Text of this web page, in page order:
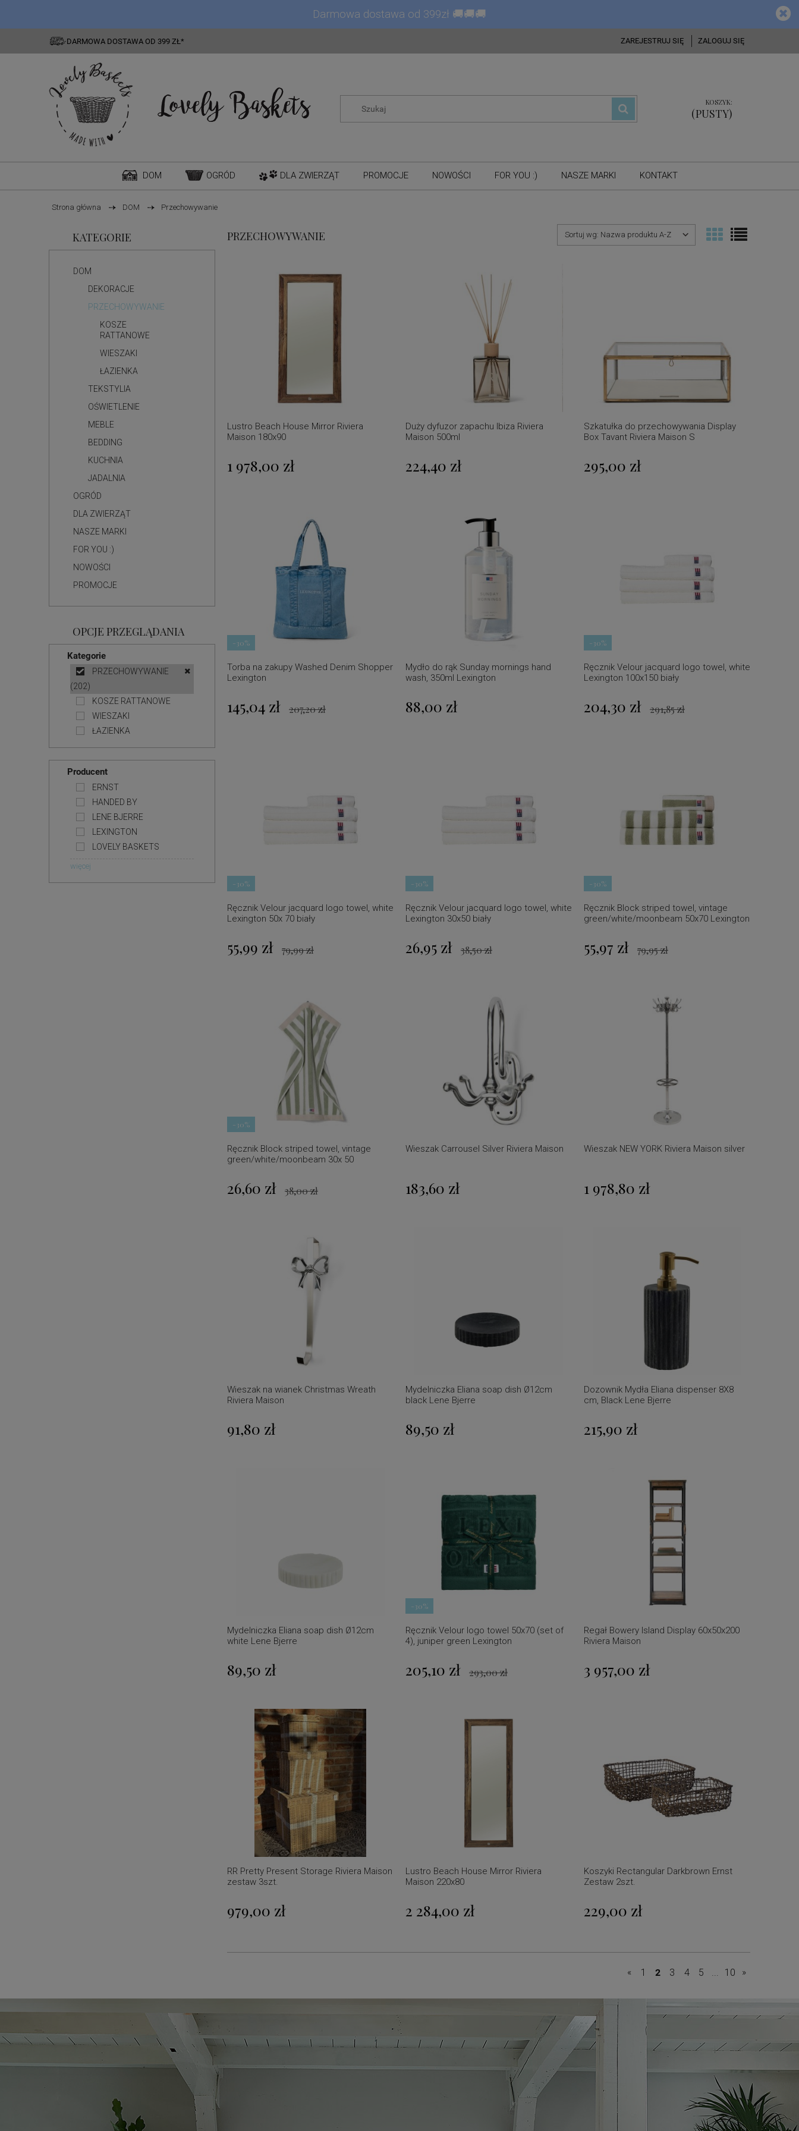
Darmowa dostawa od 399zł 🚚🚚🚚
DARMOWA DOSTAWA OD 399 ZŁ* ZAREJESTRUJ SIĘ ZALOGUJ SIĘ
KOSZYK:
(PUSTY)
DOM OGRÓD DLA ZWIERZĄT PROMOCJE NOWOŚCI FOR YOU :) NASZE MARKI KONTAKT
Strona główna DOM Przechowywanie
KATEGORIE
DOM
DEKORACJE
PRZECHOWYWANIE
KOSZE
RATTANOWE
WIESZAKI
ŁAZIENKA
TEKSTYLIA
OŚWIETLENIE
MEBLE
BEDDING
KUCHNIA
JADALNIA
OGRÓD
DLA ZWIERZĄT
NASZE MARKI
FOR YOU :)
NOWOŚCI
PROMOCJE
OPCJE PRZEGLĄDANIA
Kategorie
PRZECHOWYWANIE
(202)
KOSZE RATTANOWE
WIESZAKI
ŁAZIENKA
Producent
ERNST
HANDED BY
LENE BJERRE
LEXINGTON
LOVELY BASKETS
więcej
PRZECHOWYWANIE Sortuj wg: Nazwa produktu A-Z
Lustro Beach House Mirror Riviera
Maison 180x90
1 978,00 zł
Duży dyfuzor zapachu Ibiza Riviera
Maison 500ml
224,40 zł
Szkatułka do przechowywania Display
Box Tavant Riviera Maison S
295,00 zł
Torba na zakupy Washed Denim Shopper
Lexington
145,04 zł 207,20 zł
-30%
Mydło do rąk Sunday mornings hand
wash, 350ml Lexington
88,00 zł
Ręcznik Velour jacquard logo towel, white
Lexington 100x150 biały
204,30 zł 291,85 zł
-30%
Ręcznik Velour jacquard logo towel, white
Lexington 50x 70 biały
55,99 zł 79,99 zł
-30%
Ręcznik Velour jacquard logo towel, white
Lexington 30x50 biały
26,95 zł 38,50 zł
-30%
Ręcznik Block striped towel, vintage
green/white/moonbeam 50x70 Lexington
55,97 zł 79,95 zł
-30%
Ręcznik Block striped towel, vintage
green/white/moonbeam 30x 50
26,60 zł 38,00 zł
-30%
Wieszak Carrousel Silver Riviera Maison
183,60 zł
Wieszak NEW YORK Riviera Maison silver
1 978,80 zł
Wieszak na wianek Christmas Wreath
Riviera Maison
91,80 zł
Mydelniczka Eliana soap dish Ø12cm
black Lene Bjerre
89,50 zł
Dozownik Mydła Eliana dispenser 8X8
cm, Black Lene Bjerre
215,90 zł
Mydelniczka Eliana soap dish Ø12cm
white Lene Bjerre
89,50 zł
Ręcznik Velour logo towel 50x70 (set of
4), juniper green Lexington
205,10 zł 293,00 zł
-30%
Regał Bowery Island Display 60x50x200
Riviera Maison
3 957,00 zł
RR Pretty Present Storage Riviera Maison
zestaw 3szt.
979,00 zł
Lustro Beach House Mirror Riviera
Maison 220x80
2 284,00 zł
Koszyki Rectangular Darkbrown Ernst
Zestaw 2szt.
229,00 zł
« 1 2 3 4 5 10 »